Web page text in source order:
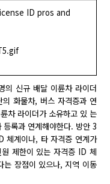
ID pros and
의 신규 배달 이륜차 라이더
화물차, 버스 자격증과 연
차 라이더가 소유하고 있 는
록과 연계해야한다. 방안 3
체계이나, 타 자격증 연계가
제한이 있는 자격증 ID 체
는 장점이 있으나, 지역 이동